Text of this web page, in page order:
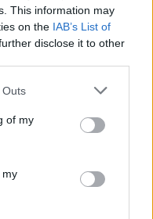
This information may
on the IAB’s List of
disclose it to other
Outs
of my
my
στα μητρώα